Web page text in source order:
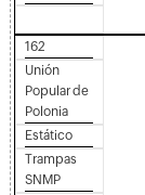
162
Unión
Popular de
Polonia
Estático
Trampas
SNMP